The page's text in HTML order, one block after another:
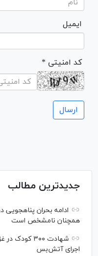
ایمیل
* کد امنیتی
جدیدترین مطالب
ادامه بحران
همچنان نامشخص است
شهادت ۳۰۰
اجرای آتش‌بس